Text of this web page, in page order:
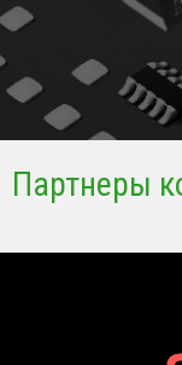
Партнеры